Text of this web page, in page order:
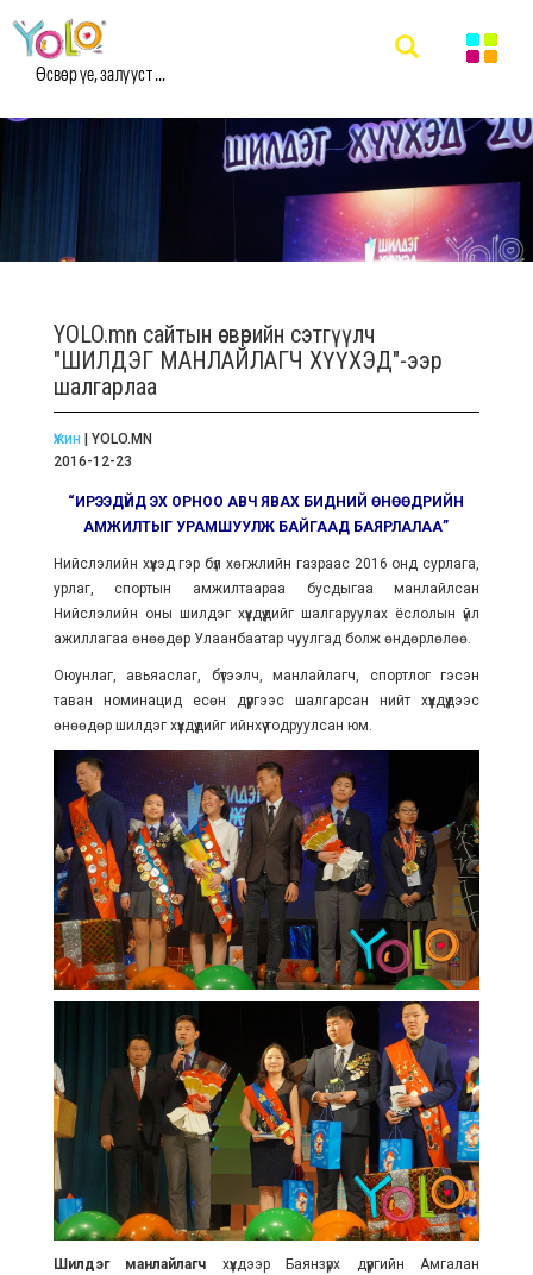
Өсвөр үе, залууст ...
YOLO.mn сайтын өсвөрийн сэтгүүлч
"ШИЛДЭГ МАНЛАЙЛАГЧ ХҮҮХЭД"-ээр
шалгарлаа
Үжин | YOLO.MN
2016-12-23
“ИРЭЭДҮЙД ЭХ ОРНОО АВЧ ЯВАХ БИДНИЙ ӨНӨӨДРИЙН
АМЖИЛТЫГУРАМШУУЛЖ БАЙГААД БАЯРЛАЛАА”
Нийслэлийн хүүхэд гэр бүл хөгжлийн газраас 2016 онд сурлага,
урлаг, спортын амжилтаараа бусдыгаа манлайлсан
Нийслэлийн оны шилдэг хүүхдүүдийг шалгаруулах ёслолын үйл
ажиллагаа өнөөдөр Улаанбаатар чуулгад болж өндөрлөлөө.
Оюунлаг, авьяаслаг, бүтээлч, манлайлагч, спортлог гэсэн
таван номинацид есөн дүүргээс шалгарсан нийт хүүхдүүдээс
өнөөдөр шилдэг хүүхдүүдийг ийнхүү тодруулсан юм.
Шилдэг манлайлагч хүүхдээр Баянзүрх дүүргийн Амгалан